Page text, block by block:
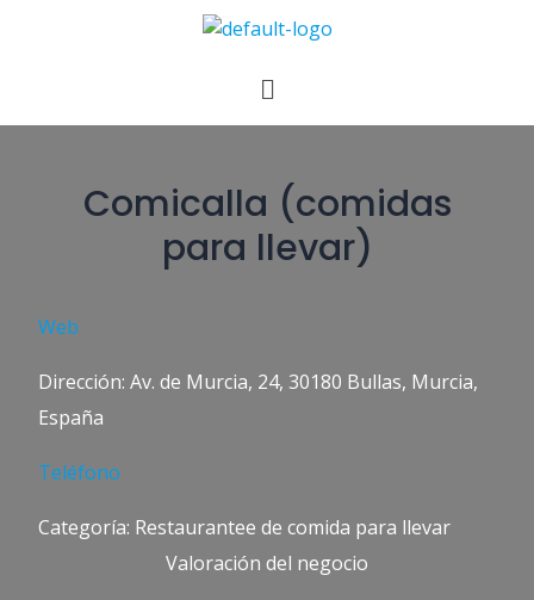
Comicalla (comidas
para llevar)
Web
Dirección: Av. de Murcia, 24, 30180 Bullas, Murcia,
España
Teléfono
Categoría: Restaurantee de comida para llevar
Valoración del negocio